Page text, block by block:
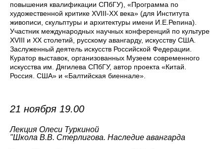
повышения квалификации СПбГУ), «Программа по
художественной критике XVIII-ХХ века» (для Института
живописи, скульптуры и архитектуры имени И.Е.Репина).
Участник международных научных конференций по культуре
XVIII и XX столетий, русскому авангарду, искусству США.
Заслуженный деятель искусств Российской Федерации.
Куратор выставок, организованных Музеем современного
искусства им. Дягилева СПбГУ, автор проекта «Китай.
Россия. США» и «Балтийская биеннале».
21 ноября 19.00
Лекция Олеси Туркиной
"Школа В.В. Стерлигова. Наследие авангарда